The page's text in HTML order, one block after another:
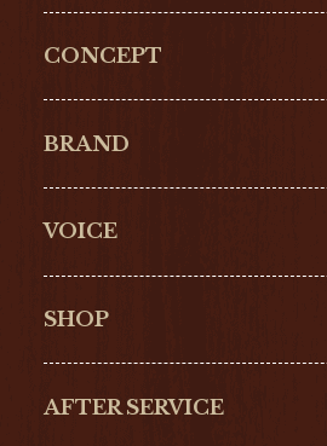
CONCEPT
BRAND
Cartier
ZENITH
VOICE
SHOP
AFTER SERVICE